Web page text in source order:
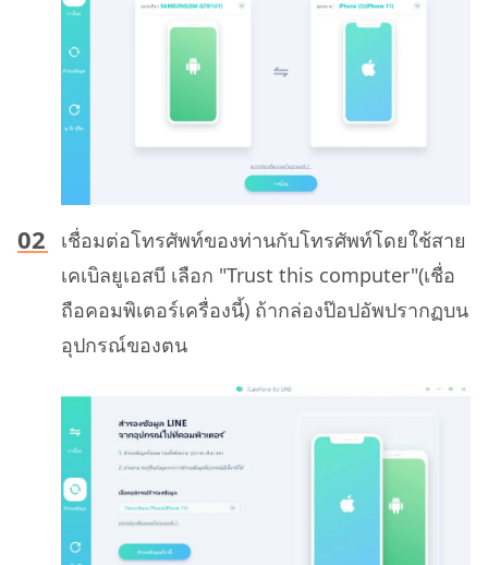
เชื่อมต่อโทรศัพท์ของท่านกับโทรศัพท์โดยใช้สาย
เคเบิลยูเอสบี เลือก "Trust this computer"(เชื่อ
ถือคอมพิเตอร์เครื่องนี้) ถ้ากล่องป๊อปอัพปรากฏบน
อุปกรณ์ของตน